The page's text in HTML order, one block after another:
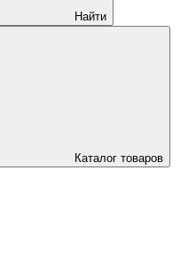
Найти
Каталог товаров